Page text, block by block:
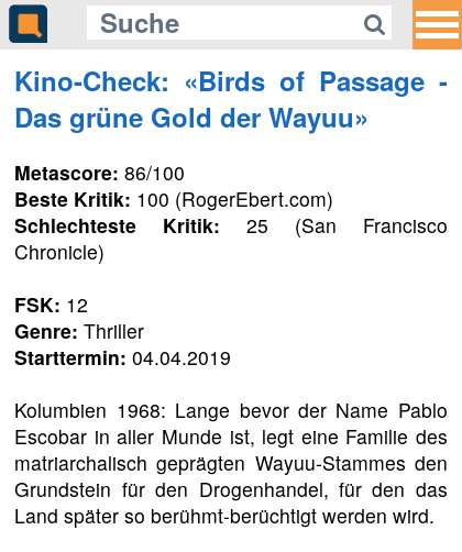
Kino-Check: «Birds of Passage -
Das grüne Gold der Wayuu»
Metascore: 86/100
Beste Kritik: 100 (RogerEbert.com)
Schlechteste Kritik: 25 (San Francisco
Chronicle)
FSK: 12
Genre: Thriller
Starttermin: 04.04.2019
Kolumbien 1968: Lange bevor der Name Pablo
Escobar in aller Munde ist, legt eine Familie des
matriarchalisch geprägten Wayuu-Stammes den
Grundstein für den Drogenhandel, für den das
Land später so berühmt-berüchtigt werden wird.